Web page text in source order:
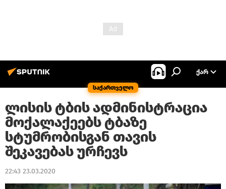
საქართველო
ᲥᲐᲠ
ლისის ტბის ადმინისტრაცია
მოქალაქეებს ტბაზე
სტუმრობისგან თავის
შეკავებას ურჩევს
22:43 23.03.2020